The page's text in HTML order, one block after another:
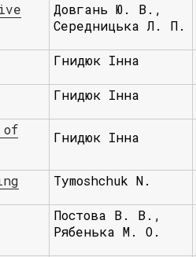
Довгань Ю. В.,
Середницька Л. П.
Гнидюк Інна
Гнидюк Інна
of
Гнидюк Інна
Tymoshchuk N.
Постова В. В.,
Рябенька М. О.